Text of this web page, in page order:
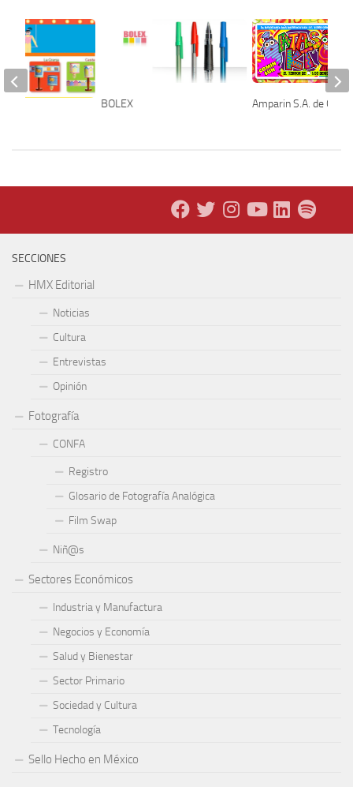
BOLEX Amparin S.A. de C.V.
SECCIONES
HMX Editorial
Noticias
Cultura
Entrevistas
Opinión
Fotografía
CONFA
Registro
Glosario de Fotografía Analógica
Film Swap
Niñ@s
Sectores Económicos
Industria y Manufactura
Negocios y Economía
Salud y Bienestar
Sector Primario
Sociedad y Cultura
Tecnología
Sello Hecho en México